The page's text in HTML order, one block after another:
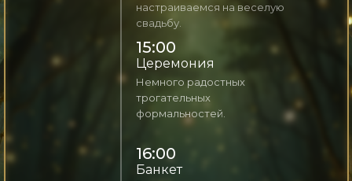
настраиваемся на веселую
свадьбу.
15:00
Церемония
Немного радостных
трогательных
формальностей.
16:00
Банкет